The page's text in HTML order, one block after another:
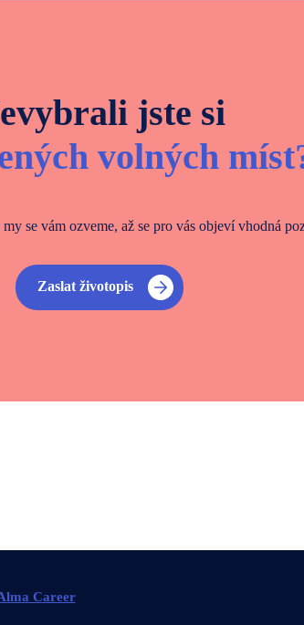
jste si
volných
se vám ozveme, až se pro vás objeví vhodná
Zaslat životopis
Career